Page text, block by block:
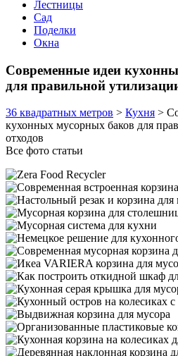
Лестницы
Сад
Поделки
Окна
Современные идеи
для правильной
36 квадратных метров > Кухня >
кухонных мусорных баков для
отходов
Все фото статьи